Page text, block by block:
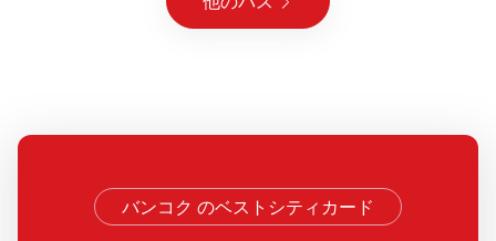
バンコク のベストシティカード